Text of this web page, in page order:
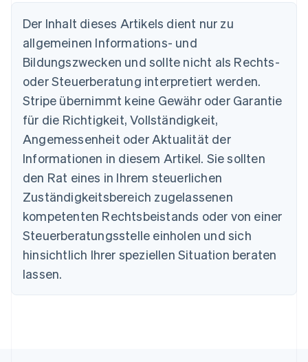
Der Inhalt dieses Artikels dient nur zu
allgemeinen Informations- und
Bildungszwecken und sollte nicht als Rechts-
oder Steuerberatung interpretiert werden.
Stripe übernimmt keine Gewähr oder Garantie
für die Richtigkeit, Vollständigkeit,
Angemessenheit oder Aktualität der
Informationen in diesem Artikel. Sie sollten
den Rat eines in Ihrem steuerlichen
Zuständigkeitsbereich zugelassenen
kompetenten Rechtsbeistands oder von einer
Steuerberatungsstelle einholen und sich
hinsichtlich Ihrer speziellen Situation beraten
lassen.
Australien
English
Belgien
Nederlands Français DeutschEnglish
Brasilien
PortuguêsEnglish
English
Dänemark
English
Deutschland
Deutsch English
Estland
Festlandchina
简体中文English
Finnland
English
Frankreich